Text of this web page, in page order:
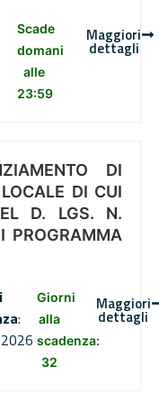
Scade
domani
alle
23:59
Maggiori
dettagli
DI
DI CUI
D. LGS. N.
PROGRAMMA
:
Giorni
alla
scadenza:
32
Maggiori
dettagli